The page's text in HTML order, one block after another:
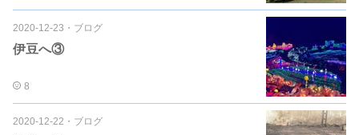
2020-12-23 ・ ブログ
伊豆へ③
8
2020-12-22 ・ ブログ